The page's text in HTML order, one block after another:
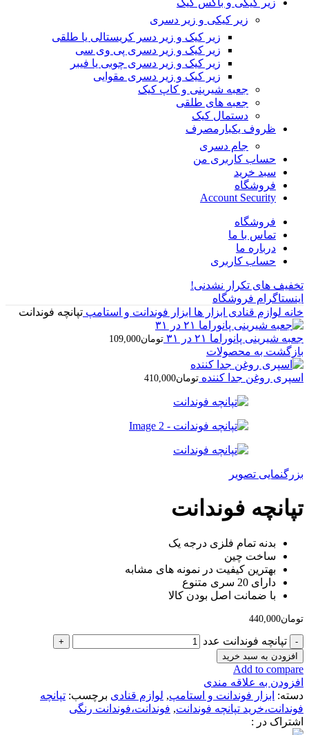
زیر کیکی و باکس کیک
زیر کیکی و زیر دسری
زیر کیک و زیر دسر کریستالی یا طلقی
زیر کیک و زیر دسری پی وی سی
زیر کیک و زیر دسری چوبی یا فیبر
زیر کیک و زیر دسری مقوایی
جعبه شیرینی و کاپ کیک
جعبه های طلقی
دستمال کیک
ظروف یکبارمصرف
جام دسری
حساب کاربری من
سبد خرید
فروشگاه
Account Security
فروشگاه
تماس با ما
درباره ما
حساب کاربری
تخفیف های تکرار نشدنی!
اینستاگرام فروشگاه
خانه لوازم قنادی ابزار ها ابزار فوندانت و استامپ تپانچه فوندانت
جعبه شیرینی پانوراما ۲۱ در ۳۱ تومان109,000
بازگشت به محصولات
اسپری روغن جدا کننده تومان410,000
بزرگنمایی تصویر
تپانچه فوندانت
بدنه تمام فلزی درجه یک
ساخت چین
بهترین کیفیت در نمونه های مشابه
دارای 20 سری متنوع
با ضمانت اصل بودن کالا
تومان440,000
تپانچه فوندانت عدد
افزودن به سبد خرید
Add to compare
افزودن به علاقه مندی
دسته: ابزار فوندانت و استامپ, لوازم قنادی برچسب: تپانچه
فوندانت،خرید تپانچه فوندانت, فوندانت،فوندانت رنگی
اشتراک در :